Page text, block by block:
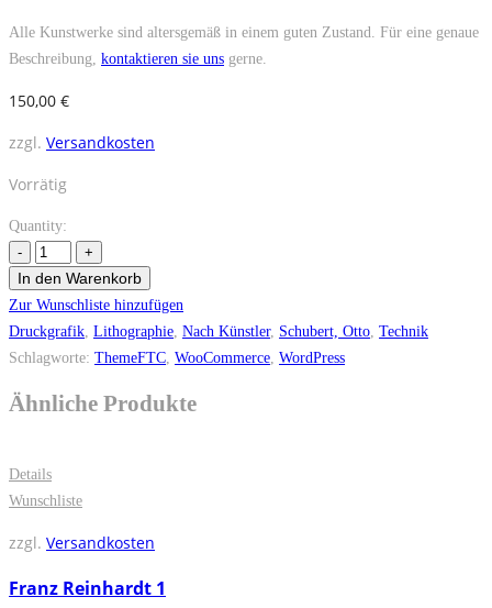
Alle Kunstwerke sind altersgemäß in einem guten Zustand. Für eine genaue
Beschreibung, kontaktieren sie uns gerne.
150,00 €
zzgl. Versandkosten
Vorrätig
Quantity:
In den Warenkorb
Zur Wunschliste hinzufügen
Druckgrafik Lithographie Nach Künstler, Schubert, Otto Technik
Schlagworte: ThemeFTC WooCommerce WordPress
Ähnliche Produkte
Details
Wunschliste
zzgl. Versandkosten
Franz Reinhardt 1